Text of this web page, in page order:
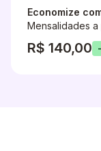
Economize
Mensalidades a
R$ 140,00